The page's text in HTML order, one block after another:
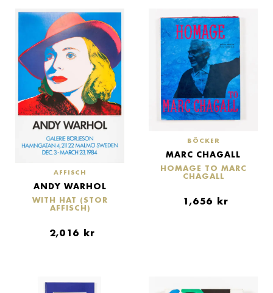
AFFISCH
ANDY WARHOL
WITH HAT (STOR
AFFISCH)
2,016 kr
BÖCKER
MARC CHAGALL
HOMAGE TO MARC
CHAGALL
1,656 kr